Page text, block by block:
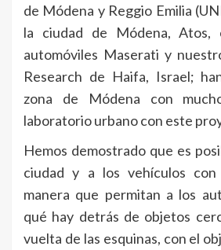
de Módena y Reggio Emilia
la ciudad de Módena, Atos,
automóviles Maserati y
Research de Haifa, Israel;
zona de Módena con
laboratorio urbano con este
Hemos demostrado que es
ciudad y a los vehículos
manera que permitan a los
qué hay detrás de objetos
vuelta de las esquinas, con el